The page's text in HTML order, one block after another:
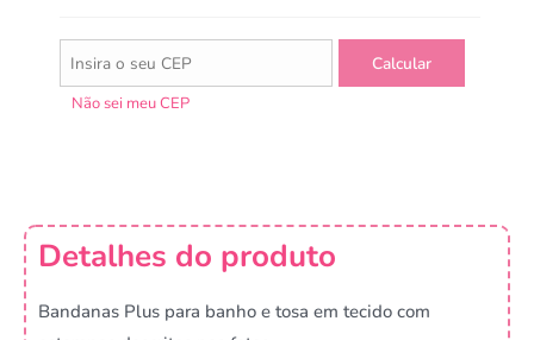
Não sei meu CEP
Detalhes do produto
Bandanas Plus para banho e tosa em tecido com